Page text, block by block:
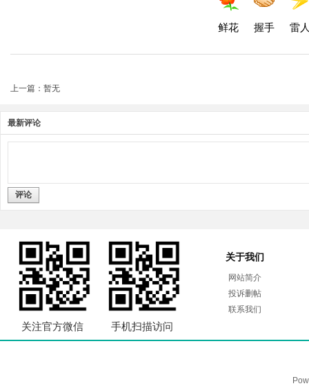
鲜花 握手 雷
上一篇：暂无
最新评论
评论
关注官方微信 手机扫描访问
关于我们
网站简介
投诉删帖
联系我们